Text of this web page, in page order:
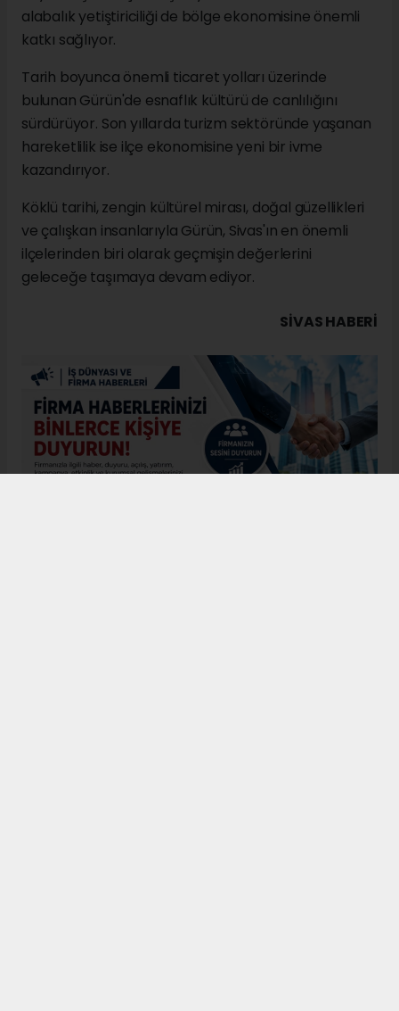
alabalık yetiştiriciliği de bölge ekonomisine önemli
katkı sağlıyor.
Tarih boyunca önemli ticaret yolları üzerinde
bulunan Gürün'de esnaflık kültürü de canlılığını
sürdürüyor. Son yıllarda turizm sektöründe yaşanan
hareketlilik ise ilçe ekonomisine yeni bir ivme
kazandırıyor.
Köklü tarihi, zengin kültürel mirası, doğal güzellikleri
ve çalışkan insanlarıyla Gürün, Sivas'ın en önemli
ilçelerinden biri olarak geçmişin değerlerini
geleceğe taşımaya devam ediyor.
SIVAS HABERİ